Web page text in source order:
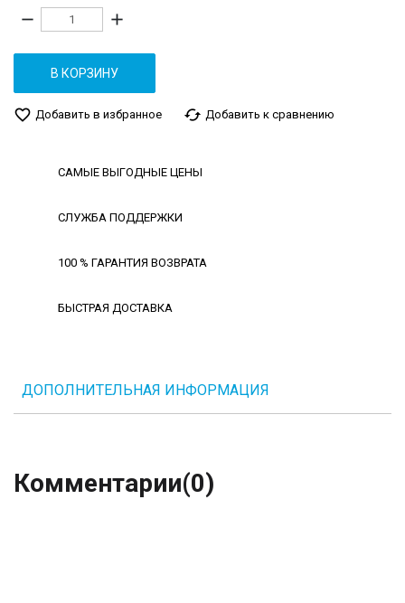
remove add
В КОРЗИНУ
favorite_border Добавить в избранное cached Добавить к сравнению
САМЫЕ ВЫГОДНЫЕ ЦЕНЫ
СЛУЖБА ПОДДЕРЖКИ
100 % ГАРАНТИЯ ВОЗВРАТА
БЫСТРАЯ ДОСТАВКА
ДОПОЛНИТЕЛЬНАЯ ИНФОРМАЦИЯ
Комментарии(0)